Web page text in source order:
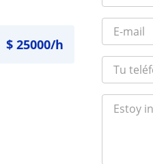
$25000/h